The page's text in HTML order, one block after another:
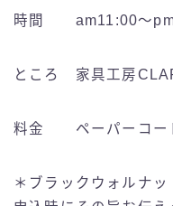
時間 am11:00〜
ところ 家具工房
料金 ペーパーコー
＊ブラックウォルナッ